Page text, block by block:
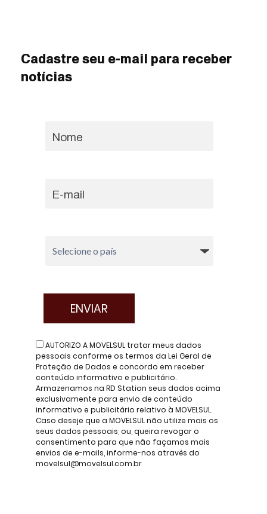
Cadastre seu e-mail para receber
notícias
AUTORIZO A MOVELSUL tratar meus dados
pessoais conforme os termos da Lei Geral de
Proteção de Dados e concordo em receber
conteúdo informativo e publicitário.
Armazenamos na RD Station seus dados acima
exclusivamente para envio de conteúdo
informativo e publicitário relativo à MOVELSUL.
Caso deseje que a MOVELSUL não utilize mais os
seus dados pessoais, ou, queira revogar o
consentimento para que não façamos mais
envios de e-mails, informe-nos através do
movelsul@movelsul.com.br